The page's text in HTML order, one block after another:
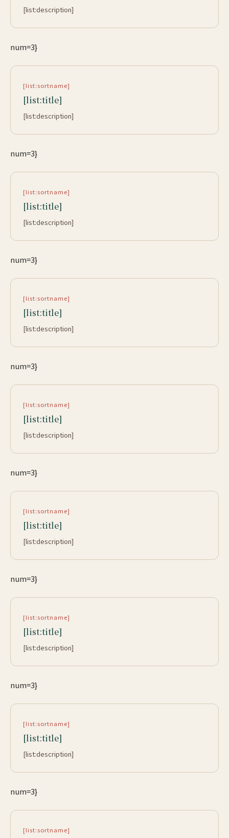
[list:description]
num=3}
[list:sortname]
[list:title]
[list:description]
num=3}
[list:sortname]
[list:title]
[list:description]
num=3}
[list:sortname]
[list:title]
[list:description]
num=3}
[list:sortname]
[list:title]
[list:description]
num=3}
[list:sortname]
[list:title]
[list:description]
num=3}
[list:sortname]
[list:title]
[list:description]
num=3}
[list:sortname]
[list:title]
[list:description]
num=3}
[list:sortname]